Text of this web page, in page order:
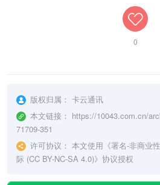
0
版权归属： 卡云通讯
本文链接： https://10043.com.cn/
71709-351
许可协议： 本文使用《署名-非商业
际 (CC BY-NC-SA 4.0)》协议授权